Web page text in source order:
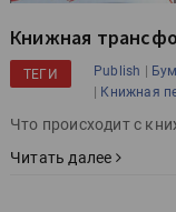
Книжная
ТЕГИ Publish |
| Книжная
Что происходит с
Читать далее